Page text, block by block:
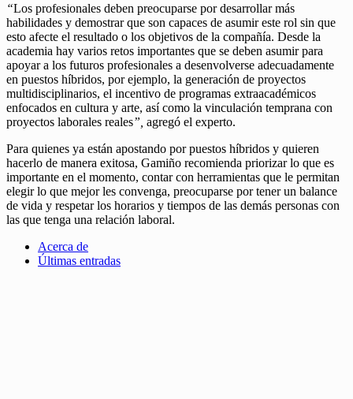
“Los profesionales deben preocuparse por desarrollar más
habilidades y demostrar que son capaces de asumir este rol sin que
esto afecte el resultado o los objetivos de la compañía. Desde la
academia hay varios retos importantes que se deben asumir para
apoyar a los futuros profesionales a desenvolverse adecuadamente
en puestos híbridos, por ejemplo, la generación de proyectos
multidisciplinarios, el incentivo de programas extraacadémicos
enfocados en cultura y arte, así como la vinculación temprana con
proyectos laborales reales”, agregó el experto.
Para quienes ya están apostando por puestos híbridos y quieren
hacerlo de manera exitosa, Gamiño recomienda priorizar lo que es
importante en el momento, contar con herramientas que le permitan
elegir lo que mejor les convenga, preocuparse por tener un balance
de vida y respetar los horarios y tiempos de las demás personas con
las que tenga una relación laboral.
Acerca de
Últimas entradas